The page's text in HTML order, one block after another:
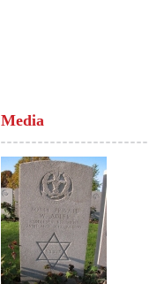
Media